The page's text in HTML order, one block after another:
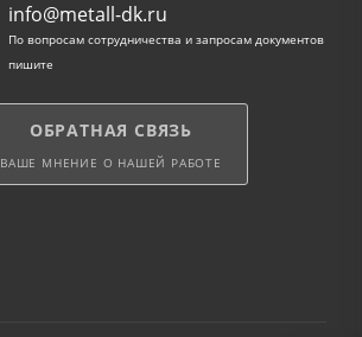
info@metall-dk.ru
По вопросам сотрудничества и запросам документов
пишите
ОБРАТНАЯ СВЯЗЬ
ВАШЕ МНЕНИЕ О НАШЕЙ РАБОТЕ